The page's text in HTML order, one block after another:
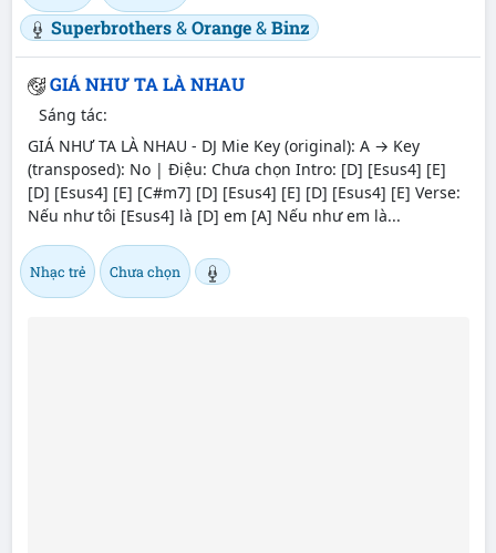
Superbrothers&Orange&Binz
GIÁ NHƯ TA LÀ NHAU
Sáng tác:
GIÁ NHƯ TA LÀ NHAU - DJ Mie Key (original): A → Key
(transposed): No | Điệu: Chưa chọn Intro: [D] [Esus4] [E]
[D] [Esus4] [E] [C#m7] [D] [Esus4] [E] [D] [Esus4] [E] Verse:
Nếu như tôi [Esus4] là [D] em [A] Nếu như em là...
Nhạc trẻ Chưa chọn